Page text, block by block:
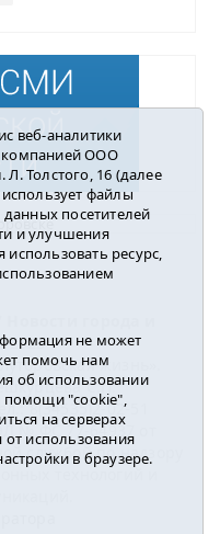
2023
жизнь».
С.П.
8(34535)2-02-51
№ ФС 77-64937 от
службой по надзору
технологий и
веб-аналитики
компанией ООО
Л. Толстого, 16 (далее
файлы
посетителей
и улучшения
ресурс,
не может
помочь нам
об использовании
помощи "cookie",
на серверах
от использования
в браузере.